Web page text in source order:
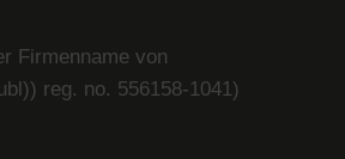
Firmenname von
)) reg. no. 556158-1041)